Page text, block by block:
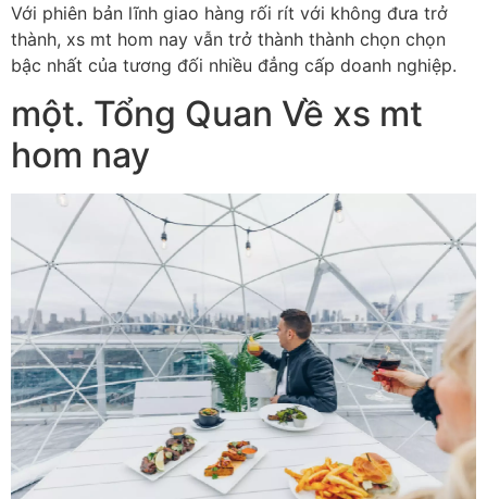
Với phiên bản lĩnh giao hàng rối rít với không đưa trở
thành, xs mt hom nay vẫn trở thành thành chọn chọn
bậc nhất của tương đối nhiều đẳng cấp doanh nghiệp.
một. Tổng Quan Về xs mt
hom nay